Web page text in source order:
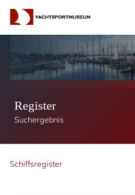
Register
Suchergebnis
Schiffsregister